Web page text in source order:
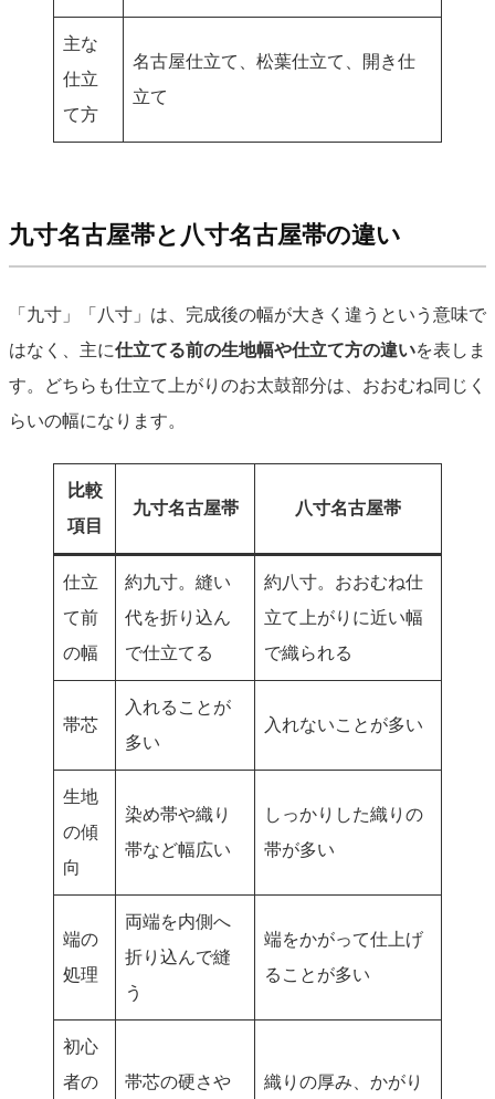
主な
仕立
て方
名古屋仕立て、松葉仕立て、開き仕
立て
九寸名古屋帯と八寸名古屋帯の違い
「九寸」「八寸」は、完成後の幅が大きく違うという意味で
はなく、主に仕立てる前の生地幅や仕立て方の違いを表しま
す。どちらも仕立て上がりのお太鼓部分は、おおむね同じく
らいの幅になります。
比較
項目
九寸名古屋帯 八寸名古屋帯
仕立
て前
の幅
約九寸。縫い
代を折り込ん
で仕立てる
約八寸。おおむね仕
立て上がりに近い幅
で織られる
帯芯
入れることが
多い
入れないことが多い
生地
の傾
向
染め帯や織り
帯など幅広い
しっかりした織りの
帯が多い
端の
処理
両端を内側へ
折り込んで縫
う
端をかがって仕上げ
ることが多い
初心
者の
帯芯の硬さや
織りの厚み、かがり